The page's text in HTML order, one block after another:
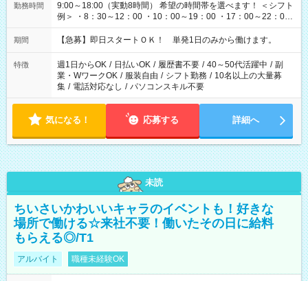
勤務時間
9:00～18:00（実動8時間） 希望の時間帯を選べます！ ＜シフト
例＞ ・8：30～12：00 ・10：00～19：00 ・17：00～22：00
・13：00～22：00 ・22：00～翌6：00 など
期間 【急募】即日スタートＯＫ！ 単発1日のみから働けます。
特徴 週1日からOK / 日払いOK / 履歴書不要 / 40～50代活躍中 / 副
業・WワークOK / 服装自由 / シフト勤務 / 10名以上の大量募
集 / 電話対応なし / パソコンスキル不要
気になる！ 応募する 詳細へ
未読
ちいさいかわいいキャラのイベントも！好きな
場所で働ける☆来社不要！働いたその日に給料
もらえる◎/T1
アルバイト 職種未経験OK